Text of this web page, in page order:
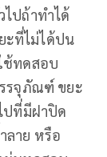
ปถ้าทำได้
ะที่ไม่ได้ปน
ช้ทดสอบ
รจุภัณฑ์ ขยะ
ปที่มีฝาปิด
ลาย หรือ